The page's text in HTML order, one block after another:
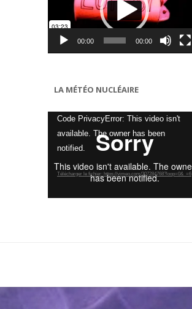
00:00 00:00
LA MÉTÉO NUCLÉAIRE
Lecteur
vidéo
Code PrivacyError: This video isn't
available. The owner has been
notified.
Télécharger le fichier: https://vimeo.com/307284768?loop=0&_=6